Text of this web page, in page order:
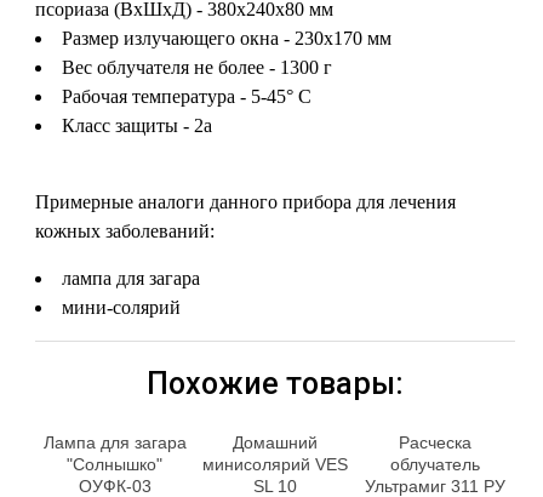
псориаза (ВхШхД) - 380х240х80 мм
Размер излучающего окна - 230х170 мм
Вес облучателя не более - 1300 г
Рабочая температура - 5-45° C
Класс защиты - 2а
Примерные аналоги данного прибора для лечения
кожных заболеваний:
лампа для загара
мини-солярий
Похожие товары:
Лампа для загара
"Солнышко"
ОУФК-03
Домашний
минисолярий VES
SL 10
Расческа
облучатель
Ультрамиг 311 РУ